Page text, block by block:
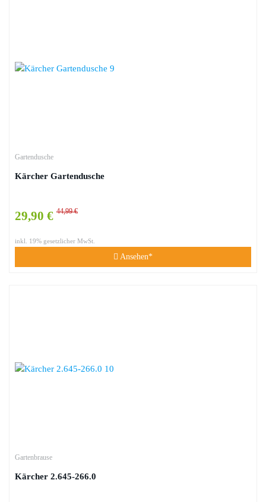
Gartendusche
Kärcher Gartendusche
29,90 € 44,99 €
inkl. 19% gesetzlicher MwSt.
Ansehen*
Gartenbrause
Kärcher 2.645-266.0